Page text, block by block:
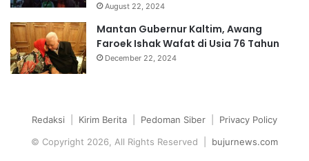
August 22, 2024
Mantan Gubernur Kaltim, Awang
Faroek Ishak Wafat di Usia 76 Tahun
December 22, 2024
Redaksi Kirim Berita Pedoman Siber
Privacy Policy
© Copyright 2026, All Rights Reserved | bujurnews.com